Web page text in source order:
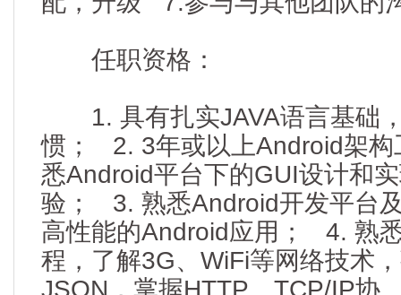
任职资格：
1. 具有扎实JAVA语言基础
惯； 2. 3年或以上Android架构
悉Android平台下的GUI设计和
验； 3. 熟悉Android开发平台
高性能的Android应用； 4. 熟
程，了解3G、WiFi等网络技术
JSON，掌握HTTP、TCP/IP协